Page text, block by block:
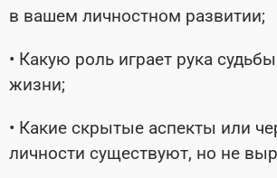
в вашем личностном развитии;
• Какую роль играет рука
жизни;
• Какие скрытые аспекты или
личности существуют, но не